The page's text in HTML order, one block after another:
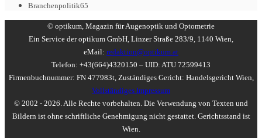
Branchenpolitik65
© optikum, Magazin für Augenoptik und Optometrie
Ein Service der optikum GmbH, Linzer Straße 283/9, 1140 Wien,
eMail: redaktion@optikum.at
Telefon: +43(664)4320150 – UID: ATU 72599413
Firmenbuchnummer: FN 477983t, Zuständiges Gericht: Handelsgericht Wien,
Vollständiges Impressum
© 2002 - 2026. Alle Rechte vorbehalten. Die Verwendung von Texten und
Bildern ist ohne schriftliche Genehmigung nicht gestattet. Gerichtsstand ist
Wien.